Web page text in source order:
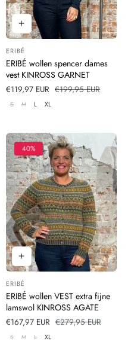
Leverancier:
ERIBÉ
ERIBÉ wollen spencer dames
vest KINROSS GARNET
Verkoopprijs
€119,97 EUR Normale
€199,95 EUR
S M L XL
40%
Leverancier:
ERIBÉ
ERIBÉ wollen VEST extra fijne
lamswol KINROSS AGATE
Verkoopprijs
€167,97 EUR Normale
€279,95 EUR
S M L XL